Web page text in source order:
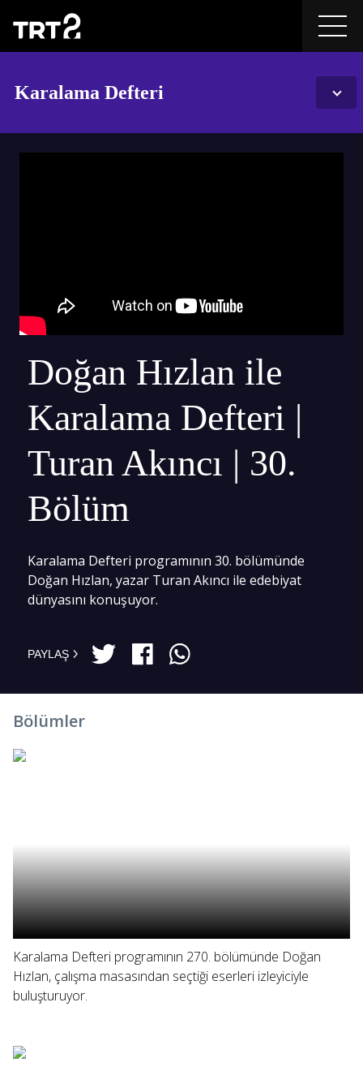
Karalama Defteri
Doğan Hızlan ile
Karalama Defteri |
Turan Akıncı | 30.
Bölüm
Karalama Defteri programının 30. bölümünde
Doğan Hızlan, yazar Turan Akıncı ile edebiyat
dünyasını konuşuyor.
PAYLAŞ
Bölümler
Karalama Defteri programının 270. bölümünde Doğan
Hızlan, çalışma masasından seçtiği eserleri izleyiciyle
buluşturuyor.